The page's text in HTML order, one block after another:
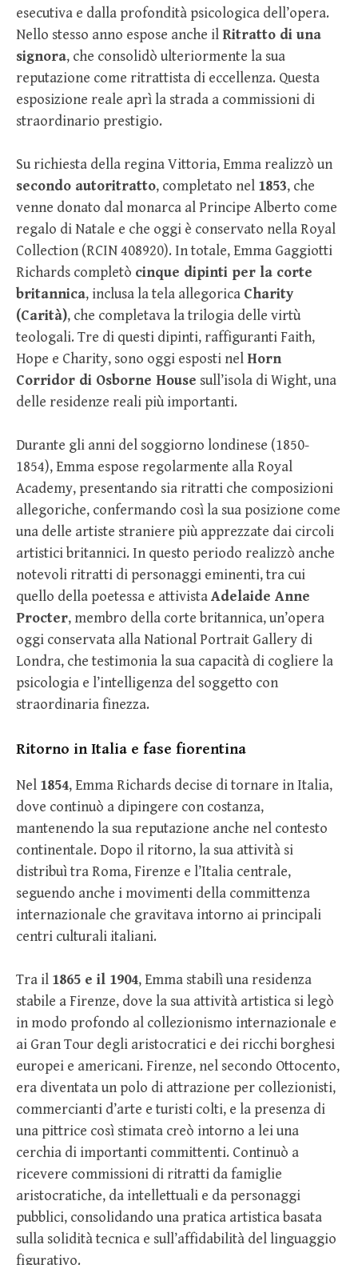
esecutiva e dalla profondità psicologica dell’opera.
Nello stesso anno espose anche ilRitratto di una
signora, che consolidò ulteriormente la sua
reputazione come ritrattista di eccellenza. Questa
esposizione reale aprì la strada a commissioni di
straordinario prestigio.
Su richiesta della regina Vittoria, Emma realizzò un
secondo autoritratto, completato nel 1853, che
venne donato dal monarca al Principe Alberto come
regalo di Natale e che oggi è conservato nella Royal
Collection (RCIN 408920). In totale, Emma Gaggiotti
Richards completò cinque dipinti per la corte
britannica, inclusa la tela allegorica Charity
(Carità), che completava la trilogia delle virtù
teologali. Tre di questi dipinti, raffiguranti Faith,
Hope e Charity, sono oggi esposti nelHorn
Corridor di Osborne House sull’isola di Wight, una
delle residenze reali più importanti.
Durante gli anni del soggiorno londinese (1850-
1854), Emma espose regolarmente alla Royal
Academy, presentando sia ritratti che composizioni
allegoriche, confermando così la sua posizione come
una delle artiste straniere più apprezzate dai circoli
artistici britannici. In questo periodo realizzò anche
notevoli ritratti di personaggi eminenti, tra cui
quello della poetessa e attivistaAdelaide Anne
Procter, membro della corte britannica, un’opera
oggi conservata alla National Portrait Gallery di
Londra, che testimonia la sua capacità di cogliere la
psicologia e l’intelligenza del soggetto con
straordinaria finezza.
Ritorno in Italia e fase fiorentina
Nel 1854, Emma Richards decise di tornare in Italia,
dove continuò a dipingere con costanza,
mantenendo la sua reputazione anche nel contesto
continentale. Dopo il ritorno, la sua attività si
distribuì tra Roma, Firenze e l’Italia centrale,
seguendo anche i movimenti della committenza
internazionale che gravitava intorno ai principali
centri culturali italiani.
Tra il 1865 e il 1904, Emma stabilì una residenza
stabile a Firenze, dove la sua attività artistica si legò
in modo profondo al collezionismo internazionale e
ai Gran Tour degli aristocratici e dei ricchi borghesi
europei e americani. Firenze, nel secondo Ottocento,
era diventata un polo di attrazione per collezionisti,
commercianti d’arte e turisti colti, e la presenza di
una pittrice così stimata creò intorno a lei una
cerchia di importanti committenti. Continuò a
ricevere commissioni di ritratti da famiglie
aristocratiche, da intellettuali e da personaggi
pubblici, consolidando una pratica artistica basata
sulla solidità tecnica e sull’affidabilità del linguaggio
figurativo.